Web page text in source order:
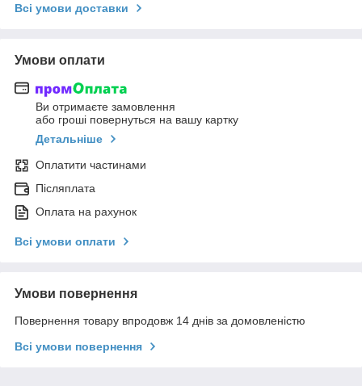
Всі умови доставки
Умови оплати
Ви отримаєте замовлення
або гроші повернуться на вашу картку
Детальніше
Оплатити частинами
Післяплата
Оплата на рахунок
Всі умови оплати
Умови повернення
Повернення товару впродовж 14 днів за домовленістю
Всі умови повернення